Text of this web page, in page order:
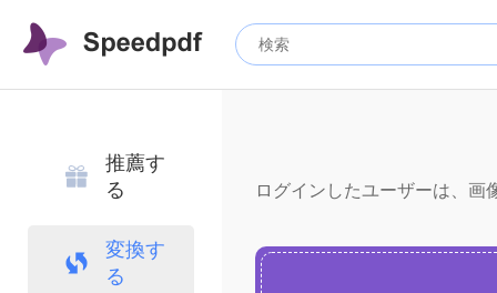
推薦す
る
変換す
る
ログインしたユーザーは、画